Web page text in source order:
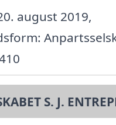
august 2019,
S. J.